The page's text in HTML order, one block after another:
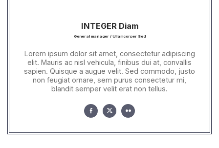
INTEGER Diam
General manager / Ullamcorper Sed
Lorem ipsum dolor sit amet, consectetur adipiscing
elit. Mauris ac nisl vehicula, finibus dui at, convallis
sapien. Quisque a augue velit. Sed commodo, justo
non feugiat ornare, sem purus consectetur mi,
blandit semper velit erat non tellus.